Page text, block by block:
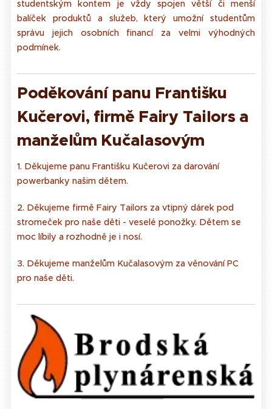
studentským kontem je vždy spojen větší či menší
balíček produktů a služeb, který umožní studentům
správu jejich osobních financí za velmi výhodných
podmínek.
Poděkování panu Františku
Kučerovi, firmě Fairy Tailors a
manželům Kučalasovým
1. Děkujeme panu Františku Kučerovi za darování
powerbanky našim dětem.
2. Děkujeme firmě Fairy Tailors za vtipný dárek pod
stromeček pro naše děti - veselé ponožky. Dětem se
moc líbily a rozhodně je i nosí.
3. Děkujeme manželům Kučalasovým za věnování PC
pro naše děti.